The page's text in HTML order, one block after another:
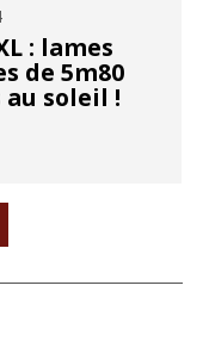
: lames
de 5m80
soleil !